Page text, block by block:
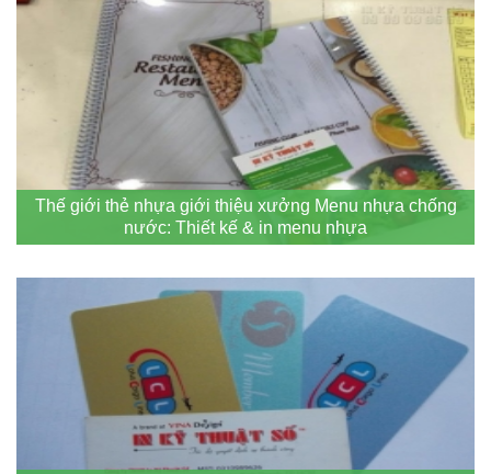
Thế giới thẻ nhựa giới thiệu xưởng Menu nhựa chống
nước: Thiết kế & in menu nhựa